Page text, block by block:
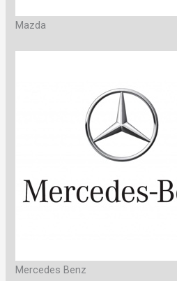
Mazda
Mercedes Benz